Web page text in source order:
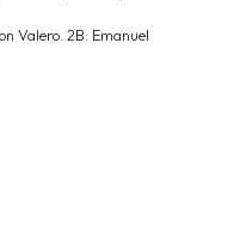
Valero. 2B: Emanuel